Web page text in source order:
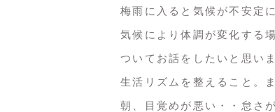
梅雨に入ると気候が不安定
気候により体調が変化する
ついてお話をしたいと思いま
生活リズムを整えること。
朝、目覚めが悪い・・怠さ